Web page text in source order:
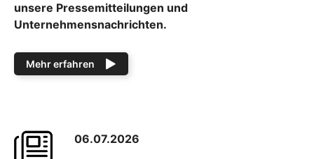
unsere Pressemitteilungen und
Unternehmensnachrichten.
Mehr erfahren
06.07.2026